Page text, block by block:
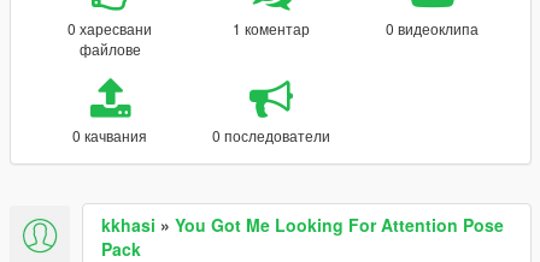
0 харесвани
файлове
1 коментар 0 видеоклипа
0 качвания 0 последователи
kkhasi » You Got Me Looking For Attention Pose
Pack